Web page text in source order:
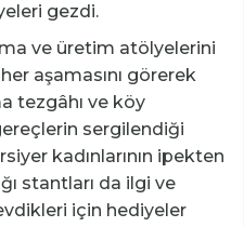
gezdi.
ve üretim atölyelerini
aşamasını görerek
tezgâhı ve köy
sergilendiği
kadınlarının ipekten
stantları da ilgi ve
için hediyeler